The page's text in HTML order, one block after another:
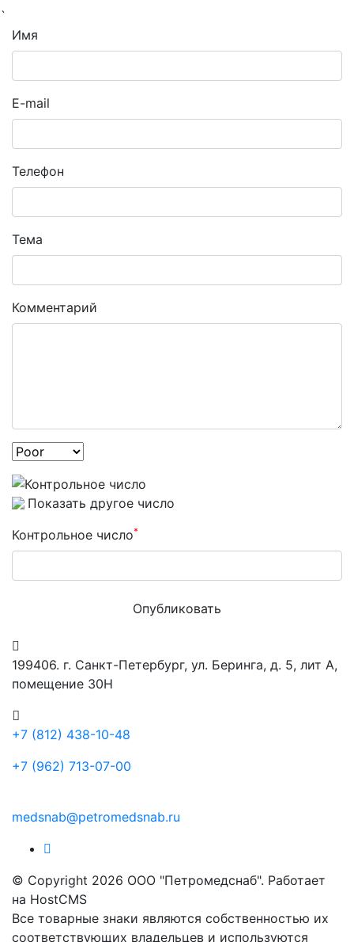
`
Имя
E-mail
Телефон
Тема
Комментарий
Показать другое число
Контрольное число*
Опубликовать
199406. г. Санкт-Петербург, ул. Беринга, д. 5, лит А,
помещение 30Н
+7 (812) 438-10-48
+7 (962) 713-07-00
medsnab@petromedsnab.ru
© Copyright 2026 ООО "Петромедснаб". Работает
на HostCMS
Все товарные знаки являются собственностью их
соответствующих владельцев и используются